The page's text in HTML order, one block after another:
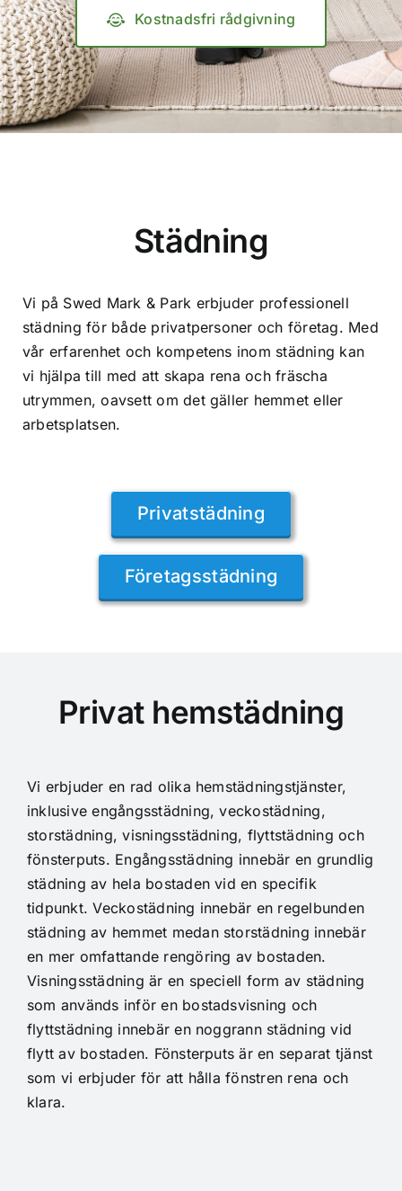
Kostnadsfri rådgivning
Städning
Vi på Swed Mark & Park erbjuder professionell
städning för både privatpersoner och företag. Med
vår erfarenhet och kompetens inom städning kan
vi hjälpa till med att skapa rena och fräscha
utrymmen, oavsett om det gäller hemmet eller
arbetsplatsen.
Privatstädning
Företagsstädning
Privat hemstädning
Vi erbjuder en rad olika hemstädningstjänster,
inklusive engångsstädning, veckostädning,
storstädning, visningsstädning, flyttstädning och
fönsterputs. Engångsstädning innebär en grundlig
städning av hela bostaden vid en specifik
tidpunkt. Veckostädning innebär en regelbunden
städning av hemmet medan storstädning innebär
en mer omfattande rengöring av bostaden.
Visningsstädning är en speciell form av städning
som används inför en bostadsvisning och
flyttstädning innebär en noggrann städning vid
flytt av bostaden. Fönsterputs är en separat tjänst
som vi erbjuder för att hålla fönstren rena och
klara.